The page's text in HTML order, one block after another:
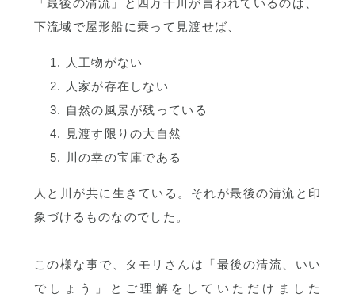
「最後の清流」と四万十川が言われているのは、
下流域で屋形船に乗って見渡せば、
人工物がない
人家が存在しない
自然の風景が残っている
見渡す限りの大自然
川の幸の宝庫である
人と川が共に生きている。それが最後の清流と印
象づけるものなのでした。
この様な事で、タモリさんは「最後の清流、いい
でしょう」とご理解をしていただけました